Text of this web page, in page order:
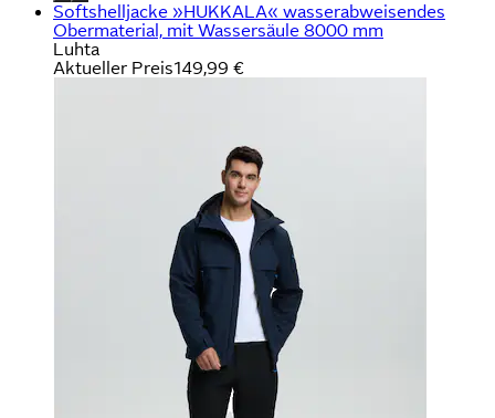
Softshelljacke »HUKKALA« wasserabweisendes
Obermaterial, mit Wassersäule 8000 mm
Luhta
Aktueller Preis149,99 €